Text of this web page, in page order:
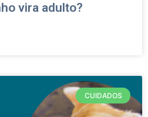
vira adulto?
CUIDADOS